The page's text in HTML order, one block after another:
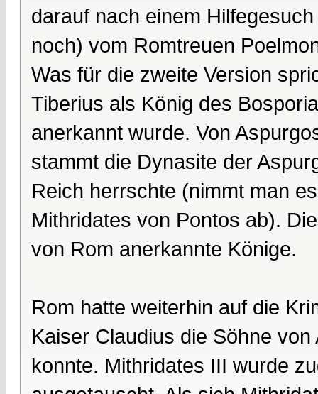
darauf nach einem
noch) vom Romtreuen
Was für die zweite Version
Tiberius als König des
anerkannt wurde. Von
stammt die Dynasite der
Reich herrschte (nimmt man
Mithridates von Pontos ab).
von Rom anerkannte Könige.
Rom hatte weiterhin auf die
Kaiser Claudius die Söhne
konnte. Mithridates III wurde